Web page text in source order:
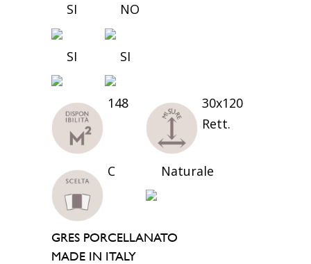
SI NO
SI SI
148
30x120
Rett.
C Naturale
GRES PORCELLANATO
MADE IN ITALY